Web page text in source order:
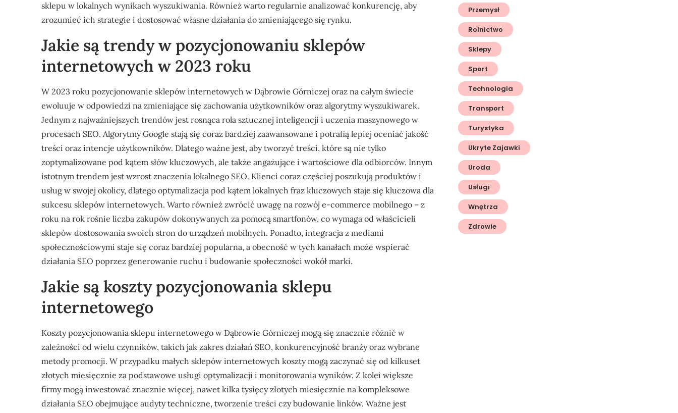
sklepu w lokalnych wynikach wyszukiwania. Również warto regularnie analizować konkurencję, aby
zrozumieć ich strategie i dostosować własne działania do zmieniającego się rynku.
Jakie są trendy w pozycjonowaniu sklepów
internetowych w 2023 roku
W 2023 roku pozycjonowanie sklepów internetowych w Dąbrowie Górniczej oraz na całym świecie
ewoluuje w odpowiedzi na zmieniające się zachowania użytkowników oraz algorytmy wyszukiwarek.
Jednym z najważniejszych trendów jest rosnąca rola sztucznej inteligencji i uczenia maszynowego w
procesach SEO. Algorytmy Google stają się coraz bardziej zaawansowane i potrafią lepiej oceniać jakość
treści oraz intencje użytkowników. Dlatego ważne jest, aby tworzyć treści, które są nie tylko
zoptymalizowane pod kątem słów kluczowych, ale także angażujące i wartościowe dla odbiorców. Innym
istotnym trendem jest wzrost znaczenia lokalnego SEO. Klienci coraz częściej poszukują produktów i
usług w swojej okolicy, dlatego optymalizacja pod kątem lokalnych fraz kluczowych staje się kluczowa dla
sukcesu sklepów internetowych. Warto również zwrócić uwagę na rozwój e-commerce mobilnego – z
roku na rok rośnie liczba zakupów dokonywanych za pomocą smartfonów, co wymaga od właścicieli
sklepów dostosowania swoich stron do urządzeń mobilnych. Ponadto, integracja z mediami
społecznościowymi staje się coraz bardziej popularna, a obecność w tych kanałach może wspierać
działania SEO poprzez generowanie ruchu i budowanie społeczności wokół marki.
Jakie są koszty pozycjonowania sklepu
internetowego
Koszty pozycjonowania sklepu internetowego w Dąbrowie Górniczej mogą się znacznie różnić w
zależności od wielu czynników, takich jak zakres działań SEO, konkurencyjność branży oraz wybrane
metody promocji. W przypadku małych sklepów internetowych koszty mogą zaczynać się od kilkuset
złotych miesięcznie za podstawowe usługi optymalizacji i monitorowania wyników. Z kolei większe
firmy mogą inwestować znacznie więcej, nawet kilka tysięcy złotych miesięcznie na kompleksowe
działania SEO obejmujące audyty techniczne, tworzenie treści czy budowanie linków. Ważne jest
Przemysł
Rolnictwo
Sklepy
Sport
Technologia
Transport
Turystyka
Ukryte Zajawki
Uroda
Usługi
Wnętrza
Zdrowie